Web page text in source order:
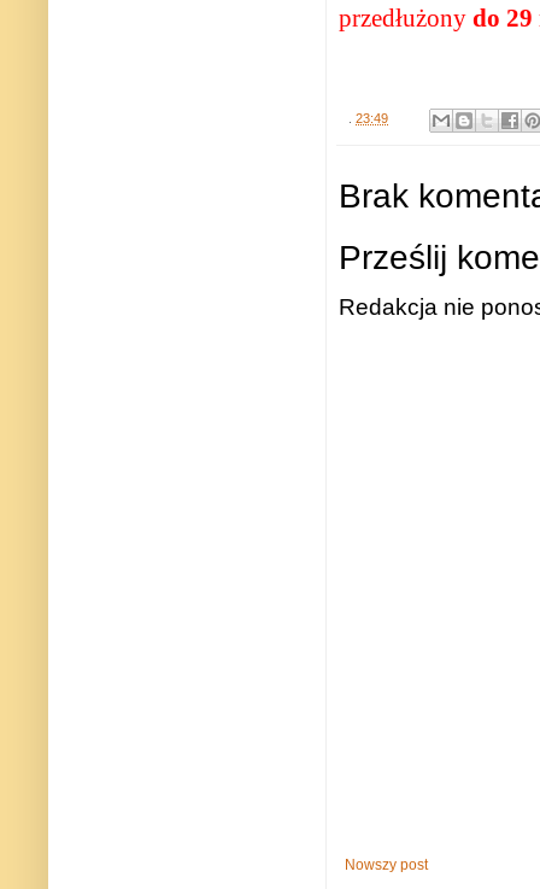
przedłużony do
. 23:49
Brak
Prześlij
Redakcja nie
Nowszy post